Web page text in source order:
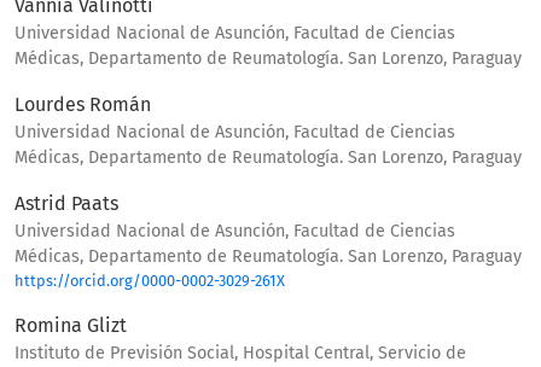
Vannia Valinotti
Universidad Nacional de Asunción, Facultad de Ciencias
Médicas, Departamento de Reumatología. San Lorenzo, Paraguay
Lourdes Román
Universidad Nacional de Asunción, Facultad de Ciencias
Médicas, Departamento de Reumatología. San Lorenzo, Paraguay
Astrid Paats
Universidad Nacional de Asunción, Facultad de Ciencias
Médicas, Departamento de Reumatología. San Lorenzo, Paraguay
https://orcid.org/0000-0002-3029-261X
Romina Glizt
Instituto de Previsión Social, Hospital Central, Servicio de